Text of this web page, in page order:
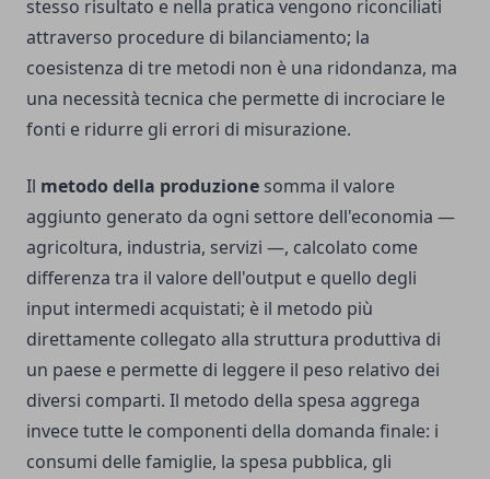
stesso risultato e nella pratica vengono riconciliati
attraverso procedure di bilanciamento; la
coesistenza di tre metodi non è una ridondanza, ma
una necessità tecnica che permette di incrociare le
fonti e ridurre gli errori di misurazione.
Il metodo della produzione somma il valore
aggiunto generato da ogni settore dell'economia —
agricoltura, industria, servizi —, calcolato come
differenza tra il valore dell'output e quello degli
input intermedi acquistati; è il metodo più
direttamente collegato alla struttura produttiva di
un paese e permette di leggere il peso relativo dei
diversi comparti. Il metodo della spesa aggrega
invece tutte le componenti della domanda finale: i
consumi delle famiglie, la spesa pubblica, gli